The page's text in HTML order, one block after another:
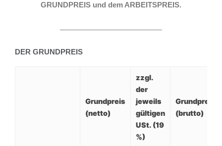
GRUNDPREIS und dem ARBEITSPREIS.
DER GRUNDPREIS
Grundpreis
(netto)
zzgl.
der
jeweils
gültigen
USt. (19
%)
Grundpreis
(brutto)